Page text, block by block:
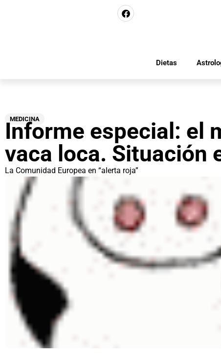
Dietas
MEDICINA
Informe especial: el
vaca loca. Situación
La Comunidad Europea en “alerta roja”